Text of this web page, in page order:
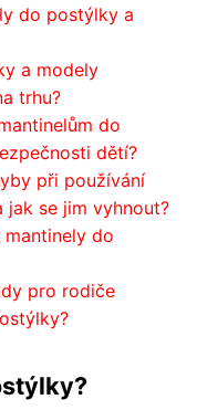
do postýlky a
a modely
trhu?
do
dětí?
při používání
se jim vyhnout?
do
pro rodiče